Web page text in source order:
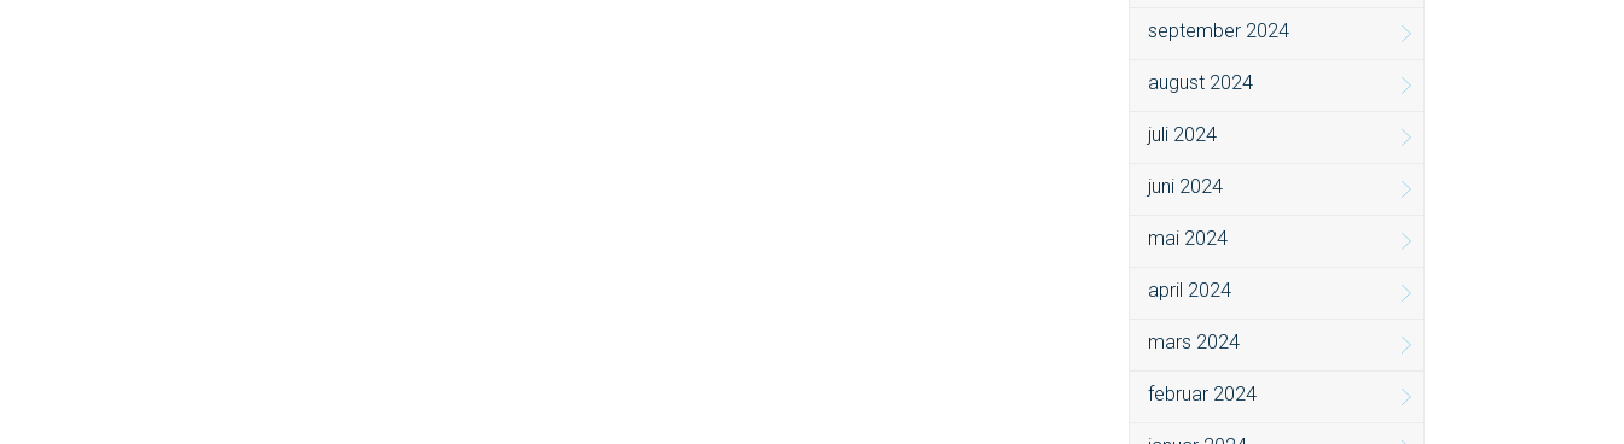
september 2024
august 2024
juli 2024
juni 2024
mai 2024
april 2024
mars 2024
februar 2024